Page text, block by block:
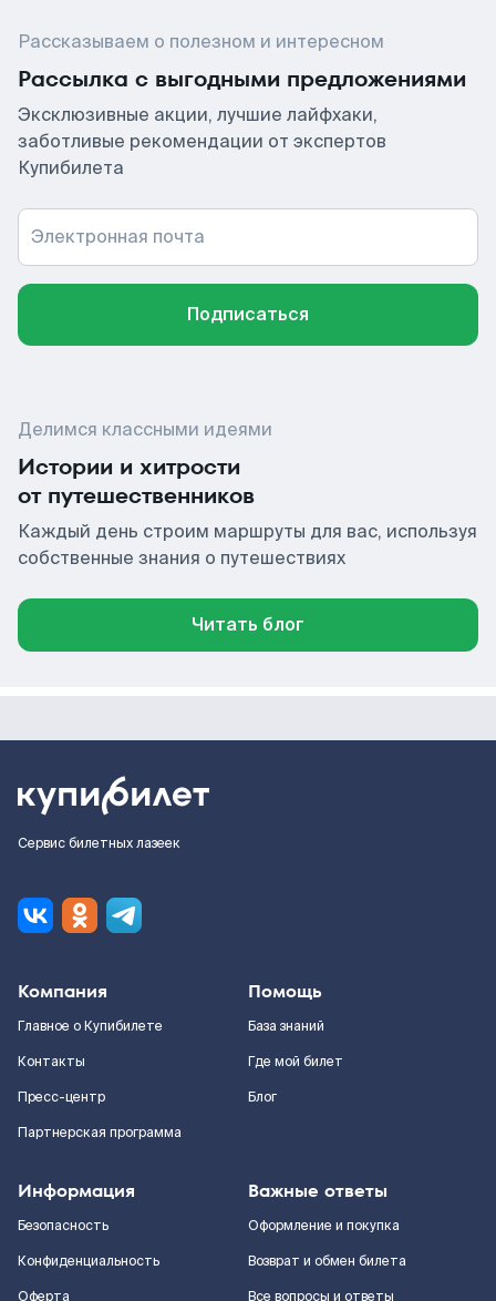
Рассказываем о полезном и интересном
Рассылка с выгодными предложениями
Эксклюзивные акции, лучшие лайфхаки,
заботливые рекомендации от экспертов
Купибилета
Электронная почта
Подписаться
Делимся классными идеями
Истории и хитрости
от путешественников
Каждый день строим маршруты для вас, используя
собственные знания о путешествиях
Читать блог
Сервис билетных лазеек
Компания
Главное о Купибилете
Контакты
Пресс-центр
Партнерская программа
Помощь
База знаний
Где мой билет
Блог
Информация
Безопасность
Конфиденциальность
Оферта
Важные ответы
Оформление и покупка
Возврат и обмен билета
Все вопросы и ответы